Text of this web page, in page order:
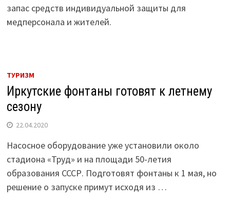
запас средств индивидуальной защиты для
медперсонала и жителей.
ТУРИЗМ
Иркутские фонтаны готовят к летнему
сезону
22.04.2020
Насосное оборудование уже установили около
стадиона «Труд» и на площади 50-летия
образования СССР. Подготовят фонтаны к 1 мая, но
решение о запуске примут исходя из …